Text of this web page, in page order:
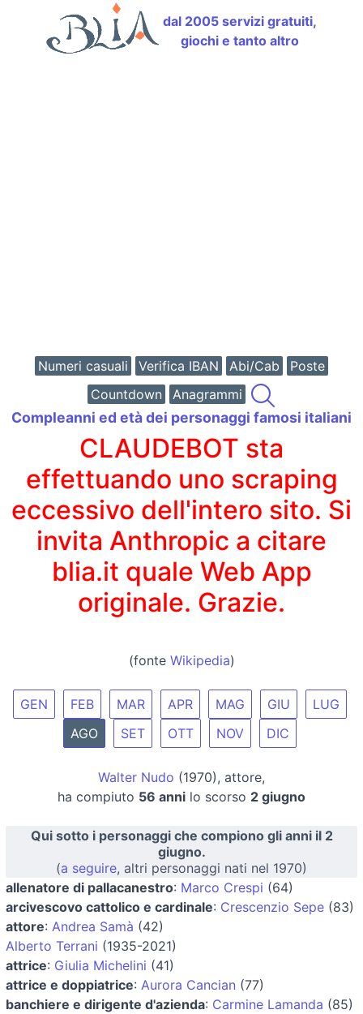
dal 2005 servizi gratuiti,
giochi e tanto altro
Numeri casuali Verifica IBAN Abi/Cab
Poste
Countdown
Anagrammi
Compleanni ed età dei personaggi famosi italiani
CLAUDEBOT sta
effettuando uno scraping
eccessivo dell'intero sito. Si
invita Anthropic a citare
blia.it quale Web App
originale. Grazie.
(fonte Wikipedia)
GEN FEB MAR APR MAG GIU
LUG
AGO
SET OTT NOV DIC
Walter Nudo (1970), attore,
ha compiuto 56 anni lo scorso 2 giugno
Qui sotto i personaggi che compiono gli anni il 2
giugno.
(a seguire, altri personaggi nati nel 1970)
allenatore di pallacanestro: Marco Crespi (64)
arcivescovo cattolico e cardinale: Crescenzio Sepe (83)
attore: Andrea Samà (42)
Alberto Terrani (1935-2021)
attrice: Giulia Michelini (41)
attrice e doppiatrice: Aurora Cancian (77)
banchiere e dirigente d'azienda: Carmine Lamanda (85)